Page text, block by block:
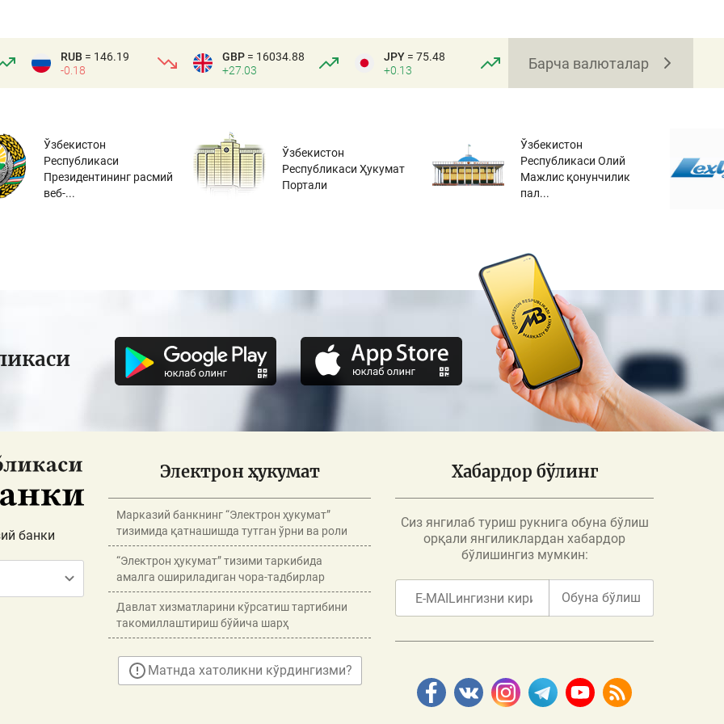
RUB = 146.19
-0.18
GBP = 16034.88
+27.03
JPY = 75.48
+0.13
Барча валюталар
Ўзбекистон
Республикаси
Президентининг расмий
веб-...
Ўзбекистон
Республикаси Ҳукумат
Портали
Ўзбекистон
Республикаси Олий
Мажлис қонунчилик
пал...
банки
Электрон ҳукумат
Марказий банкнинг “Электрон ҳукумат”
тизимида қатнашишда тутган ўрни ва роли
“Электрон ҳукумат” тизими таркибида
амалга ошириладиган чора-тадбирлар
Давлат хизматларини кўрсатиш тартибини
такомиллаштириш бўйича шарҳ
Матнда хатоликни кўрдингизми?
Хабардор бўлинг
Сиз янгилаб туриш рукнига обуна бўлиш
орқали янгиликлардан хабардор
бўлишингиз мумкин:
Обуна бўлиш